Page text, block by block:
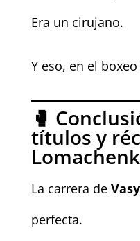
Era un cirujano.
Y eso, en el
🥊
títulos y
La carrera de
perfecta.